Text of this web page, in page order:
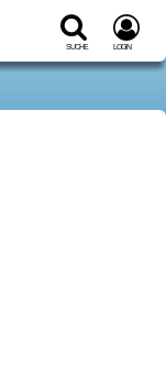
Suche Login